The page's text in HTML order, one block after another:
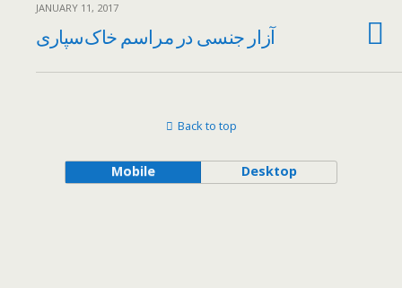
JANUARY 11, 2017
آزار جنسی در مراسم خاک‌سپاری
Back to top
Mobile Desktop